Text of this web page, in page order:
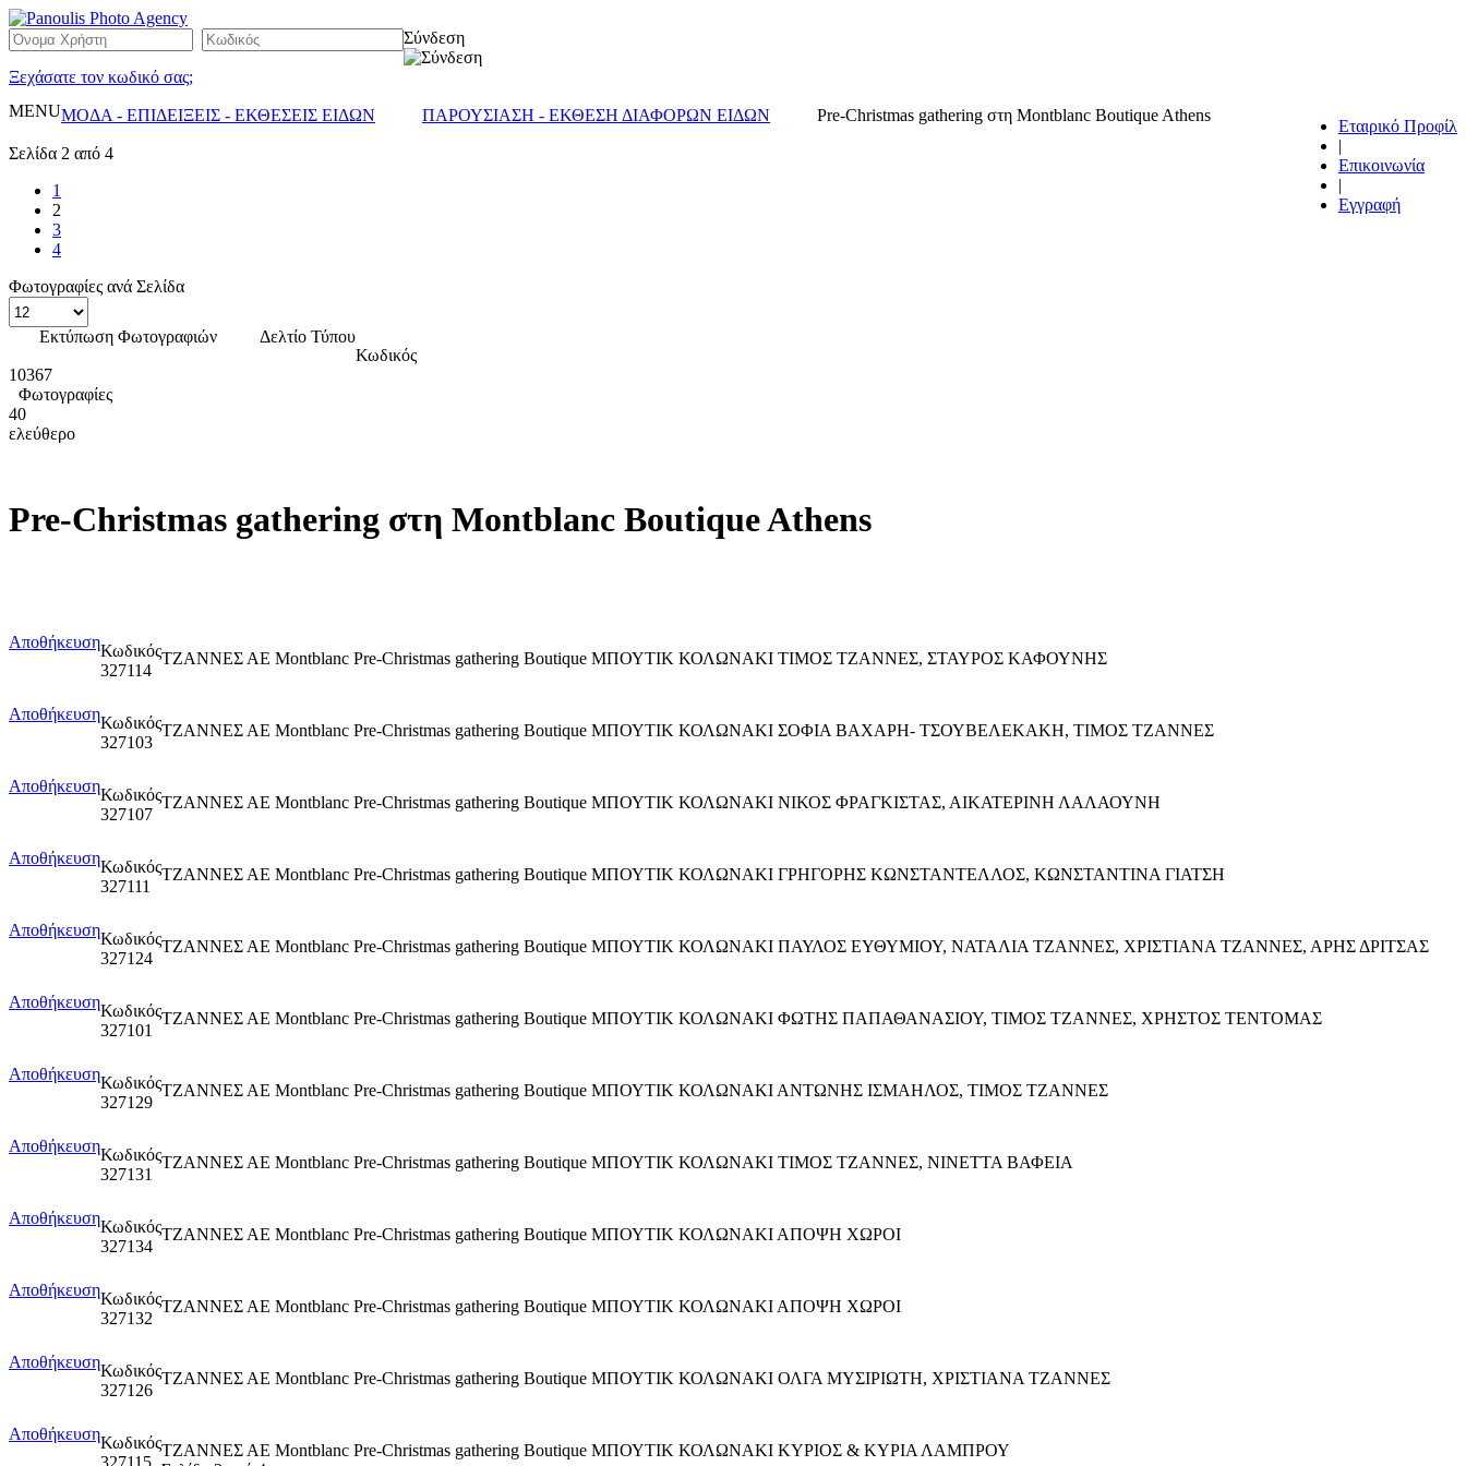
Σύνδεση
Ξεχάσατε τον κωδικό σας;
MENU
Εταιρικό Προφίλ
|
Επικοινωνία
|
Εγγραφή
ΜΟΔΑ - ΕΠΙΔΕΙΞΕΙΣ - ΕΚΘΕΣΕΙΣ ΕΙΔΩΝ ΠΑΡΟΥΣΙΑΣΗ - ΕΚΘΕΣΗ ΔΙΑΦΟΡΩΝ ΕΙΔΩΝ Pre-Christmas gathering στη Montblanc Boutique Athens
Σελίδα 2 από 4
1
2
3
4
Φωτογραφίες ανά Σελίδα
Εκτύπωση Φωτογραφιών
Δελτίο Τύπου
Κωδικός
10367
Φωτογραφίες
40
ελεύθερο
Pre-Christmas gathering στη Montblanc Boutique Athens
ΑποθήκευσηΚωδικός
327114
ΤΖΑΝΝΕΣ ΑΕ Montblanc Pre-Christmas gathering Boutique ΜΠΟΥΤΙΚ ΚΟΛΩΝΑΚΙ ΤΙΜΟΣ ΤΖΑΝΝΕΣ, ΣΤΑΥΡΟΣ ΚΑΦΟΥΝΗΣ
ΑποθήκευσηΚωδικός
327103
ΤΖΑΝΝΕΣ ΑΕ Montblanc Pre-Christmas gathering Boutique ΜΠΟΥΤΙΚ ΚΟΛΩΝΑΚΙ ΣΟΦΙΑ ΒΑΧΑΡΗ- ΤΣΟΥΒΕΛΕΚΑΚΗ, ΤΙΜΟΣ ΤΖΑΝΝΕΣ
ΑποθήκευσηΚωδικός
327107
ΤΖΑΝΝΕΣ ΑΕ Montblanc Pre-Christmas gathering Boutique ΜΠΟΥΤΙΚ ΚΟΛΩΝΑΚΙ ΝΙΚΟΣ ΦΡΑΓΚΙΣΤΑΣ, ΑΙΚΑΤΕΡΙΝΗ ΛΑΛΑΟΥΝΗ
ΑποθήκευσηΚωδικός
327111
ΤΖΑΝΝΕΣ ΑΕ Montblanc Pre-Christmas gathering Boutique ΜΠΟΥΤΙΚ ΚΟΛΩΝΑΚΙ ΓΡΗΓΟΡΗΣ ΚΩΝΣΤΑΝΤΕΛΛΟΣ, ΚΩΝΣΤΑΝΤΙΝΑ ΓΙΑΤΣΗ
ΑποθήκευσηΚωδικός
327124
ΤΖΑΝΝΕΣ ΑΕ Montblanc Pre-Christmas gathering Boutique ΜΠΟΥΤΙΚ ΚΟΛΩΝΑΚΙ ΠΑΥΛΟΣ ΕΥΘΥΜΙΟΥ, ΝΑΤΑΛΙΑ ΤΖΑΝΝΕΣ, ΧΡΙΣΤΙΑΝΑ ΤΖΑΝΝΕΣ, ΑΡΗΣ ΔΡΙΤΣΑΣ
ΑποθήκευσηΚωδικός
327101
ΤΖΑΝΝΕΣ ΑΕ Montblanc Pre-Christmas gathering Boutique ΜΠΟΥΤΙΚ ΚΟΛΩΝΑΚΙ ΦΩΤΗΣ ΠΑΠΑΘΑΝΑΣΙΟΥ, ΤΙΜΟΣ ΤΖΑΝΝΕΣ, ΧΡΗΣΤΟΣ ΤΕΝΤΟΜΑΣ
ΑποθήκευσηΚωδικός
327129
ΤΖΑΝΝΕΣ ΑΕ Montblanc Pre-Christmas gathering Boutique ΜΠΟΥΤΙΚ ΚΟΛΩΝΑΚΙ ΑΝΤΩΝΗΣ ΙΣΜΑΗΛΟΣ, ΤΙΜΟΣ ΤΖΑΝΝΕΣ
ΑποθήκευσηΚωδικός
327131
ΤΖΑΝΝΕΣ ΑΕ Montblanc Pre-Christmas gathering Boutique ΜΠΟΥΤΙΚ ΚΟΛΩΝΑΚΙ ΤΙΜΟΣ ΤΖΑΝΝΕΣ, ΝΙΝΕΤΤΑ ΒΑΦΕΙΑ
ΑποθήκευσηΚωδικός
327134
ΤΖΑΝΝΕΣ ΑΕ Montblanc Pre-Christmas gathering Boutique ΜΠΟΥΤΙΚ ΚΟΛΩΝΑΚΙ ΑΠΟΨΗ ΧΩΡΟΙ
ΑποθήκευσηΚωδικός
327132
ΤΖΑΝΝΕΣ ΑΕ Montblanc Pre-Christmas gathering Boutique ΜΠΟΥΤΙΚ ΚΟΛΩΝΑΚΙ ΑΠΟΨΗ ΧΩΡΟΙ
ΑποθήκευσηΚωδικός
327126
ΤΖΑΝΝΕΣ ΑΕ Montblanc Pre-Christmas gathering Boutique ΜΠΟΥΤΙΚ ΚΟΛΩΝΑΚΙ ΟΛΓΑ ΜΥΣΙΡΙΩΤΗ, ΧΡΙΣΤΙΑΝΑ ΤΖΑΝΝΕΣ
ΑποθήκευσηΚωδικός
327115
ΤΖΑΝΝΕΣ ΑΕ Montblanc Pre-Christmas gathering Boutique ΜΠΟΥΤΙΚ ΚΟΛΩΝΑΚΙ ΚΥΡΙΟΣ & ΚΥΡΙΑ ΛΑΜΠΡΟΥ